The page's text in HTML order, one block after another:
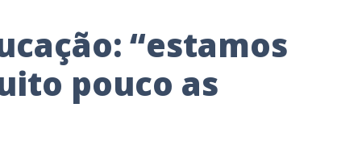
“estamos
pouco as